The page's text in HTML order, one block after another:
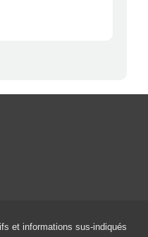
et informations sus-indiqués